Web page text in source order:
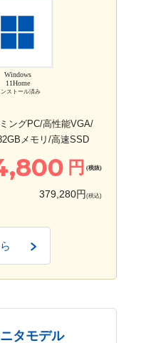
Windows
11Home
ンストール済み
ングPC/高性能VGA/
メモリ/高速SSD
円 (税抜)
379,280円 (税込)
タモデル